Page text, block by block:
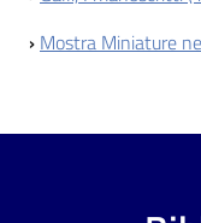
› Mostra Miniature